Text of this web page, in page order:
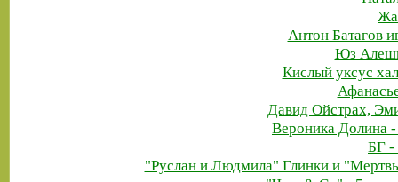
Антон Батагов
Юз
Кислый уксус
Давид Ойстрах,
Вероника Долина
БГ -
"Руслан и Людмила" Глинки и